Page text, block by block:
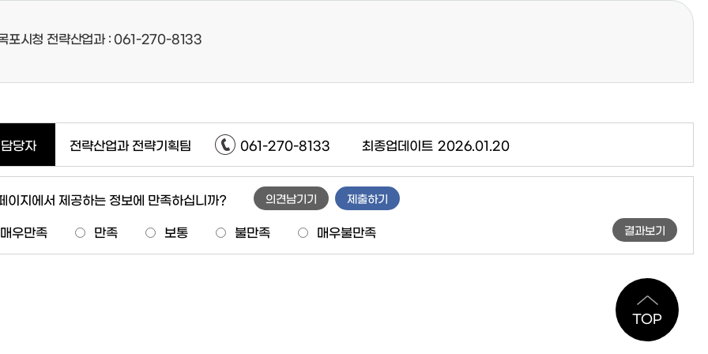
포시청 전략산업과 : 061-270-8133
담당자 전략산업과 전략기획팀 061-270-8133 최종업데이트 2026.01.20
이지에서 제공하는 정보에 만족하십니까?
매우만족 만족 보통 불만족 매우불만족
의견남기기 제출하기
결과보기
TOP